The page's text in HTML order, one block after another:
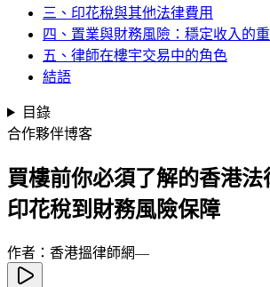
三、印花稅與其他法律費用
四、置業與財務風險：穩定收入的
五、律師在樓宇交易中的角色
結語
目錄
合作夥伴博客
買樓前你必須了解的香港法
印花稅到財務風險保障
作者：香港搵律師網—